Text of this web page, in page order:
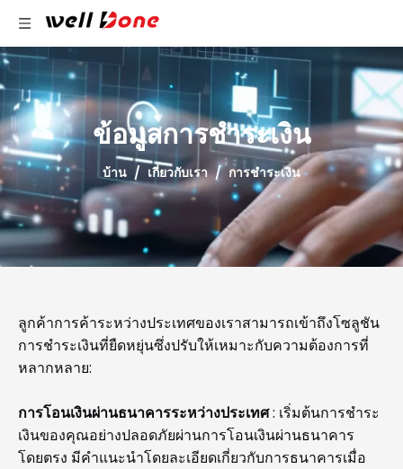
ข้อมูลการชำระเงิน
บ้าน / เกี่ยวกับเรา / การชำระเงิน
ลูกค้าการค้าระหว่างประเทศของเราสามารถเข้าถึงโซลูชัน
การชำระเงินที่ยืดหยุ่นซึ่งปรับให้เหมาะกับความต้องการที่
หลากหลาย:
การโอนเงินผ่านธนาคารระหว่างประเทศ: เริ่มต้นการชำระ
เงินของคุณอย่างปลอดภัยผ่านการโอนเงินผ่านธนาคาร
โดยตรง มีคำแนะนำโดยละเอียดเกี่ยวกับการธนาคารเมื่อ